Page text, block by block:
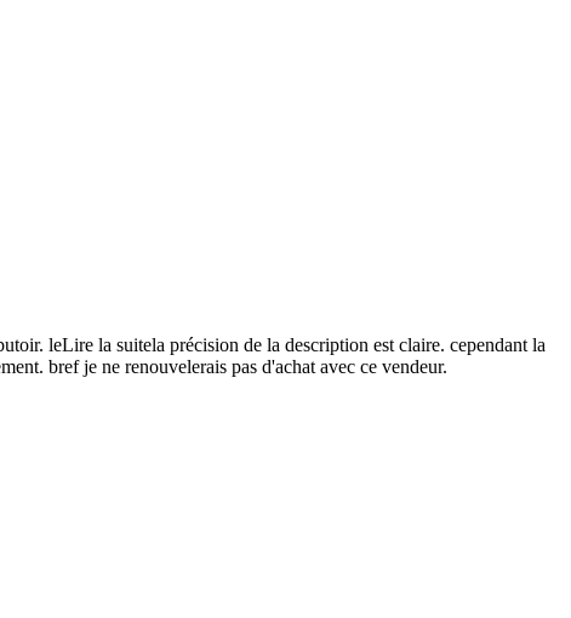
leLire la suitela précision de la description est claire. cependant la
bref je ne renouvelerais pas d'achat avec ce vendeur.